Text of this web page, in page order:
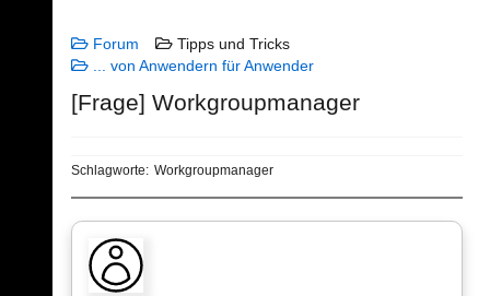
Forum
Tipps und Tricks
... von Anwendern für Anwender
[Frage] Workgroupmanager
Schlagworte: Workgroupmanager